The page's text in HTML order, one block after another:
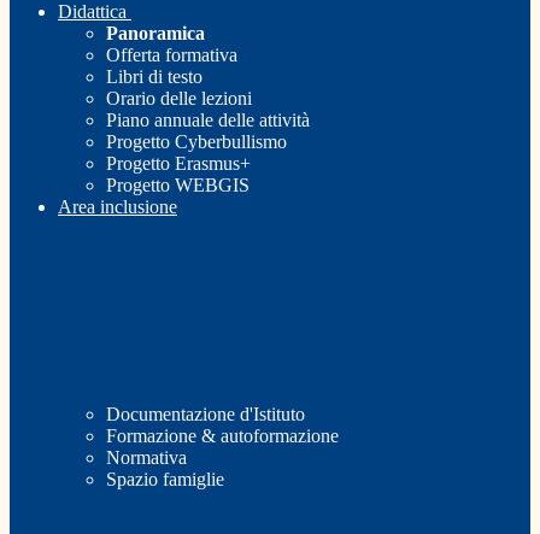
Didattica
Panoramica
Offerta formativa
Libri di testo
Orario delle lezioni
Piano annuale delle attività
Progetto Cyberbullismo
Progetto Erasmus+
Progetto WEBGIS
Area inclusione
Documentazione d'Istituto
Formazione & autoformazione
Normativa
Spazio famiglie